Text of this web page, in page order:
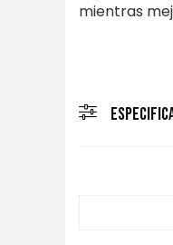
mientras